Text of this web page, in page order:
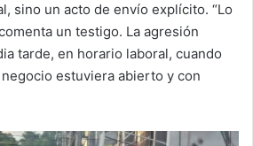
sino un acto de envío explícito. “Lo
un testigo. La agresión
tarde, en horario laboral, cuando
estuviera abierto y con